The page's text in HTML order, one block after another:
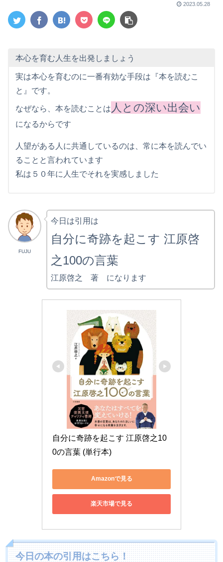
2023.05.28
本心を育む人生を出発しましょう
実は本心を育むのに一番有効な手段は『本を読むこ
と』です。
なぜなら、本を読むことは 人との深い出会い
になるからです
人望がある人に共通しているのは、常に本を読んでい
ることと言われています
私は５０年に人生でそれを実感しました
FUJU
今日は引用は
自分に奇跡を起こす 江原啓
之100の言葉
江原啓之 著 になります
自分に奇跡を起こす 江原啓之10
0の言葉 (単行本)
Amazonで見る
楽天市場で見る
今日の本の引用はこちら！